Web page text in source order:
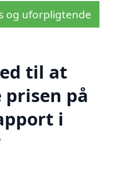
og uforpligtende
til at
prisen på
i